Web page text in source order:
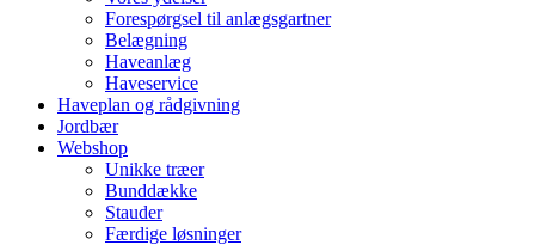
Forespørgsel til anlægsgartner
Belægning
Haveanlæg
Haveservice
Haveplan og rådgivning
Jordbær
Webshop
Unikke træer
Bunddække
Stauder
Færdige løsninger